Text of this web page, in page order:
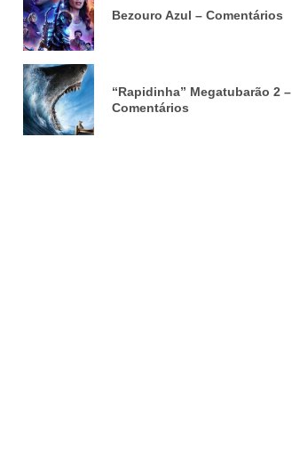
Bezouro Azul – Comentários
“Rapidinha” Megatubarão 2 –
Comentários